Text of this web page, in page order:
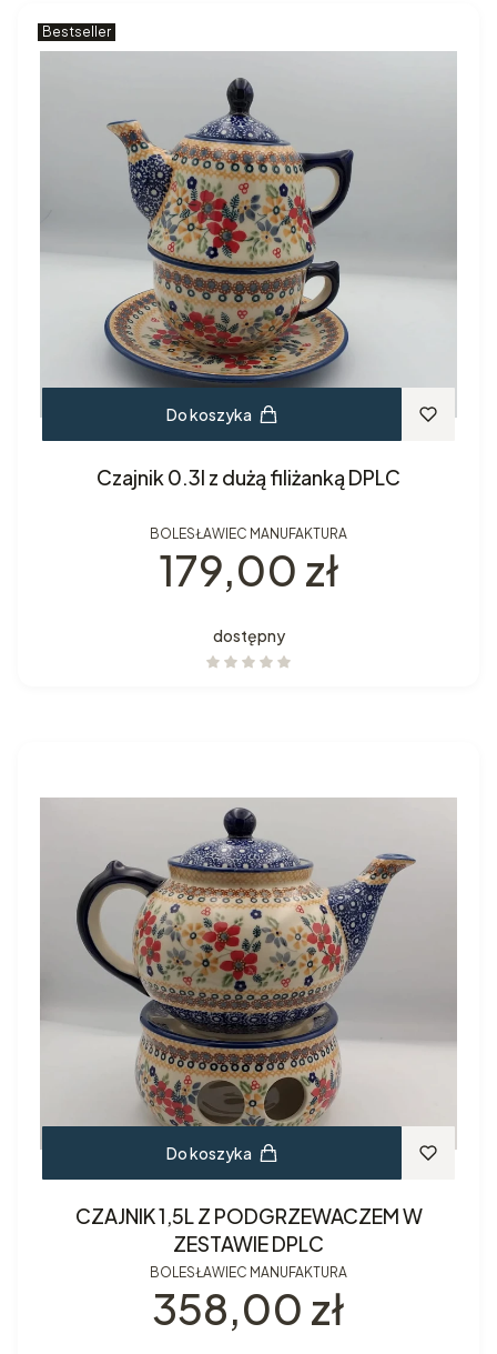
Bestseller
Do koszyka
Czajnik 0.3l z dużą filiżanką DPLC
BOLESŁAWIEC MANUFAKTURA
Cena
179,00 zł
dostępny
Do koszyka
CZAJNIK 1,5L Z PODGRZEWACZEM W
ZESTAWIE DPLC
BOLESŁAWIEC MANUFAKTURA
Cena
358,00 zł